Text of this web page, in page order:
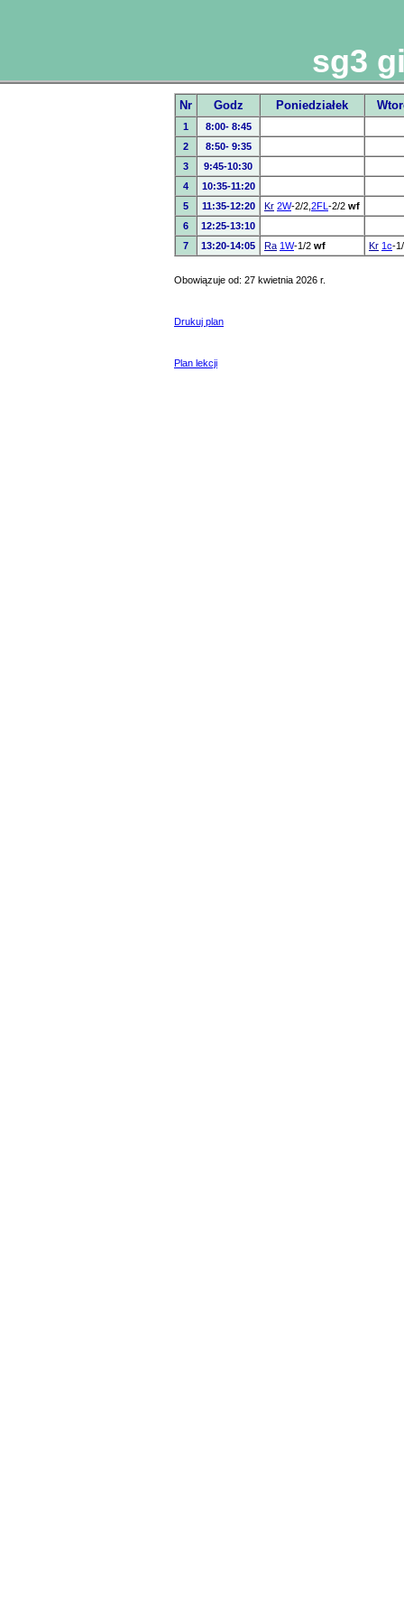
sg3
Nr Godz Poniedziałek
1
8:00- 8:45
2
8:50- 9:35
3
9:45-10:30
4
10:35-11:20
5
11:35-12:20 Kr 2W-2/2, 2FL -2/2 wf
6
12:25-13:10
7
13:20-14:05 Ra 1W-1/2 wf Kr 1c-
Obowiązuje od: 27 kwietnia 2026 r.
Drukuj plan
Plan lekcji